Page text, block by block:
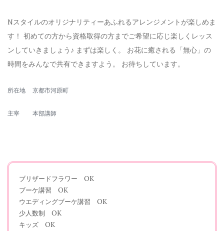
Nスタイルのオリジナリティーあふれるアレンジメントが楽しめま
す！ 初めての方から資格取得の方までご希望に応じ楽しくレッス
ンしていきましょう♪ まずは楽しく。 お花に癒される「無心」の
時間をみんなで共有できますよう。 お待ちしています。
所在地 京都市河原町
主宰 本部講師
ブリザードフラワー OK
ブーケ講習 OK
ウエディングブーケ講習 OK
少人数制 OK
キッズ OK